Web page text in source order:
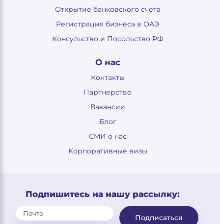
Открытие банковского счета
Регистрация бизнеса в ОАЭ
Консульство и Посольство РФ
О нас
Контакты
Партнерство
Вакансии
Блог
СМИ о нас
Корпоративные визы
Подпишитесь на нашу рассылку:
Подписаться